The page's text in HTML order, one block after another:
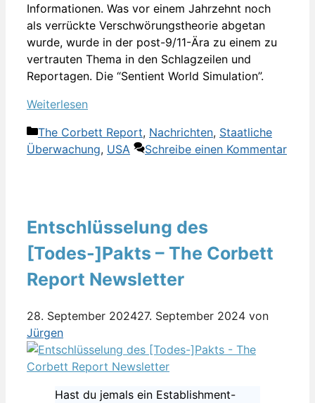
Informationen. Was vor einem Jahrzehnt noch
als verrückte Verschwörungstheorie abgetan
wurde, wurde in der post-9/11-Ära zu einem zu
vertrauten Thema in den Schlagzeilen und
Reportagen. Die “Sentient World Simulation”.
Weiterlesen
Kategorien
The Corbett Report, Nachrichten, Staatliche
Überwachung, USA Schreibe einen Kommentar
Entschlüsselung des
[Todes-]Pakts – The Corbett
Report Newsletter
28. September 202427. September 2024 von
Jürgen
Hast du jemals ein Establishment-